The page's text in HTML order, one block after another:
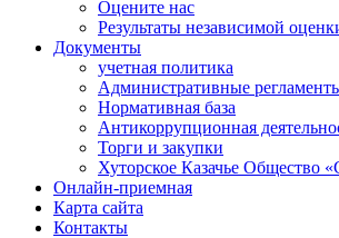
Оцените нас
Результаты независимой
Документы
учетная политика
Административные
Нормативная база
Антикоррупционная
Торги и закупки
Хуторское Казачье Общество
Онлайн-приемная
Карта сайта
Контакты